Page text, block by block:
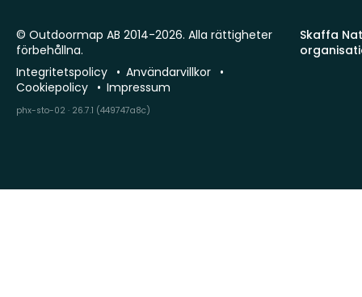
Skaffa
© Outdoormap AB 2014-2026. Alla rättigheter
förbehållna.
Integritetspolicy
Användarvillkor
Cookiepolicy
Impressum
phx-sto-02 · 26.7.1 (449747a8c)